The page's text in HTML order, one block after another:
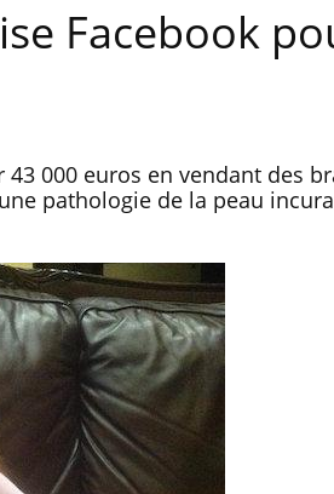
Facebook
000 euros en vendant des
pathologie de la peau